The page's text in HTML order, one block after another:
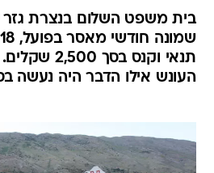
בית משפט השלום בנצרת
תנאי וקנס
העונש אילו הדבר היה נעשה